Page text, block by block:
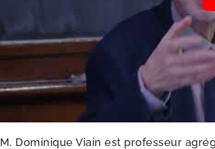
M. Dominique Viain est pro­fes­seur